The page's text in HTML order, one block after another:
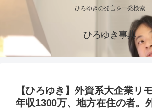
ひろゆきの発言を一発検索
ひろゆき事典
【ひろゆき】外資系大企業リ
年収1300万、地方在住の者。